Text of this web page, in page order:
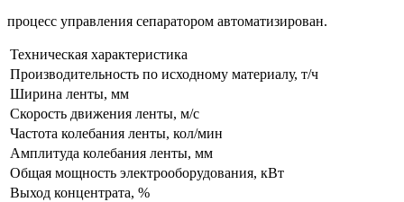
процесс управления сепаратором автоматизирован.
Техническая характеристика
Производительность по исходному материалу, т/ч
Ширина ленты, мм
Скорость движения ленты, м/с
Частота колебания ленты, кол/мин
Амплитуда колебания ленты, мм
Общая мощность электрооборудования, кВт
Выход концентрата, %